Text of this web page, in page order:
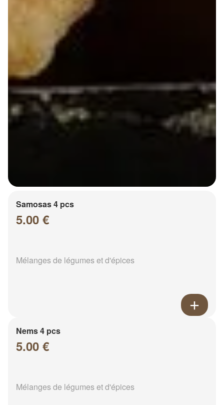
Samosas 4 pcs
5.00 €
Mélanges de légumes et d'épices
Nems 4 pcs
5.00 €
Mélanges de légumes et d'épices